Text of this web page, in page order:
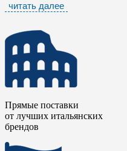
наиболее оригинальном
Коллекция Глокал / Glocal
нейтральными тонами от
прекрасно сочетаются
элементами в стиле
мозаичными плашками в
разнообразие позволяет
коллекциямифабрики Mirage
выразительными
читать далее
Прямые поставки
от лучших итальянских
брендов